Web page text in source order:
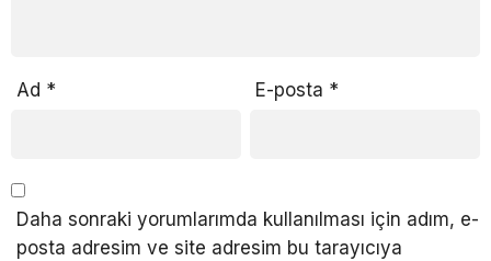
Ad * E-posta *
Daha sonraki yorumlarımda kullanılması için adım, e-
posta adresim ve site adresim bu tarayıcıya